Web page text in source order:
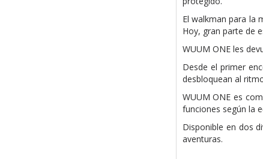
El walkman para la
Hoy, gran parte de
WUUM ONE les
Desde el primer
desbloquean al
WUUM ONE es
funciones según la
Disponible en dos
aventuras.